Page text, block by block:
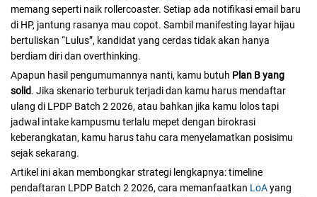
memang seperti naik rollercoaster. Setiap ada notifikasi email baru
di HP, jantung rasanya mau copot. Sambil manifesting layar hijau
bertuliskan “Lulus”, kandidat yang cerdas tidak akan hanya
berdiam diri dan overthinking.
Apapun hasil pengumumannya nanti, kamu butuh Plan B yang
solid. Jika skenario terburuk terjadi dan kamu harus mendaftar
ulang di LPDP Batch 2 2026, atau bahkan jika kamu lolos tapi
jadwal intake kampusmu terlalu mepet dengan birokrasi
keberangkatan, kamu harus tahu cara menyelamatkan posisimu
sejak sekarang.
Artikel ini akan membongkar strategi lengkapnya: timeline
pendaftaran LPDP Batch 2 2026, cara memanfaatkan LoAyang